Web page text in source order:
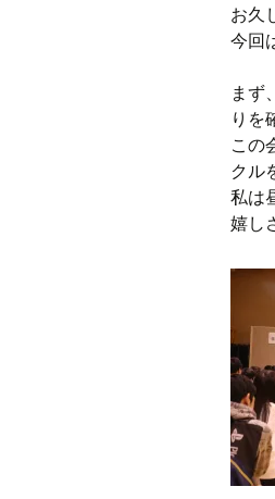
ミ
メ
1
2
3,4
お久
今回
まず
りを
この
クル
私は
嬉し